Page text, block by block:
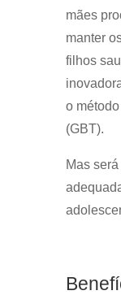
mães
manter
filhos
o
(GBT).
Mas